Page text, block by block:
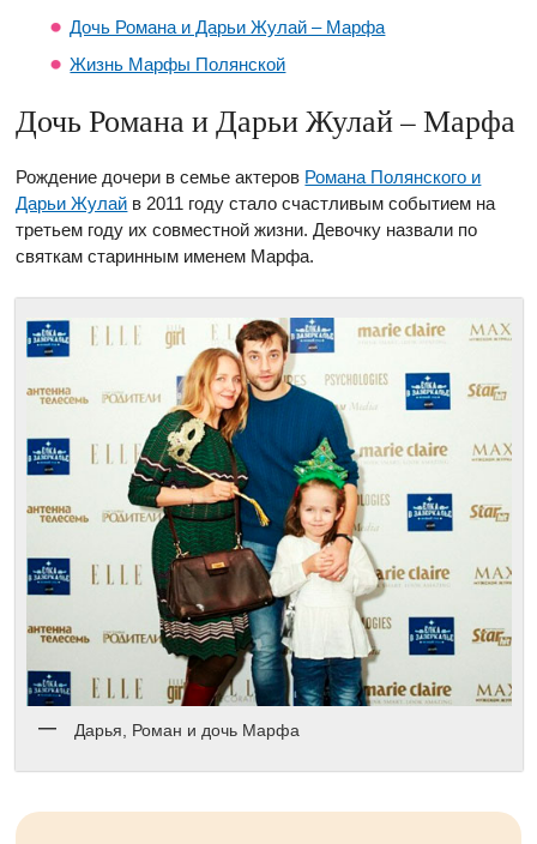
Дочь Романа и Дарьи Жулай – Марфа
Жизнь Марфы Полянской
Дочь Романа и Дарьи Жулай – Марфа
Рождение дочери в семье актеров Романа Полянского и
Дарьи Жулай в 2011 году стало счастливым событием на
третьем году их совместной жизни. Девочку назвали по
святкам старинным именем Марфа.
Дарья, Роман и дочь Марфа